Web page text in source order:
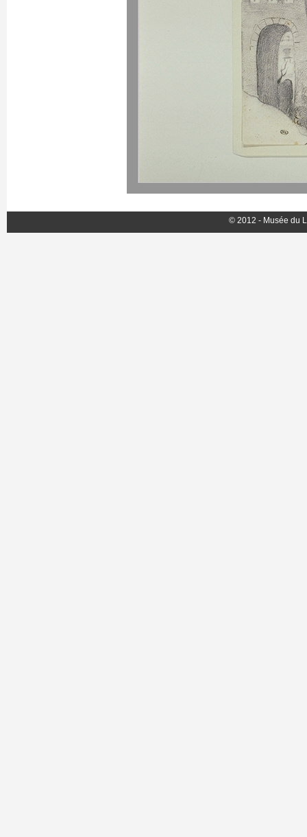
© 2012 - Musée du